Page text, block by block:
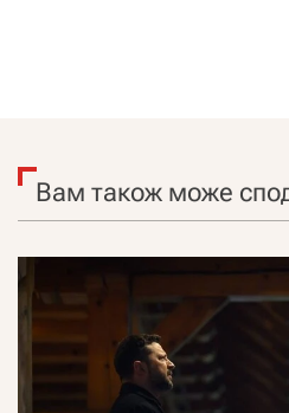
Вам також може